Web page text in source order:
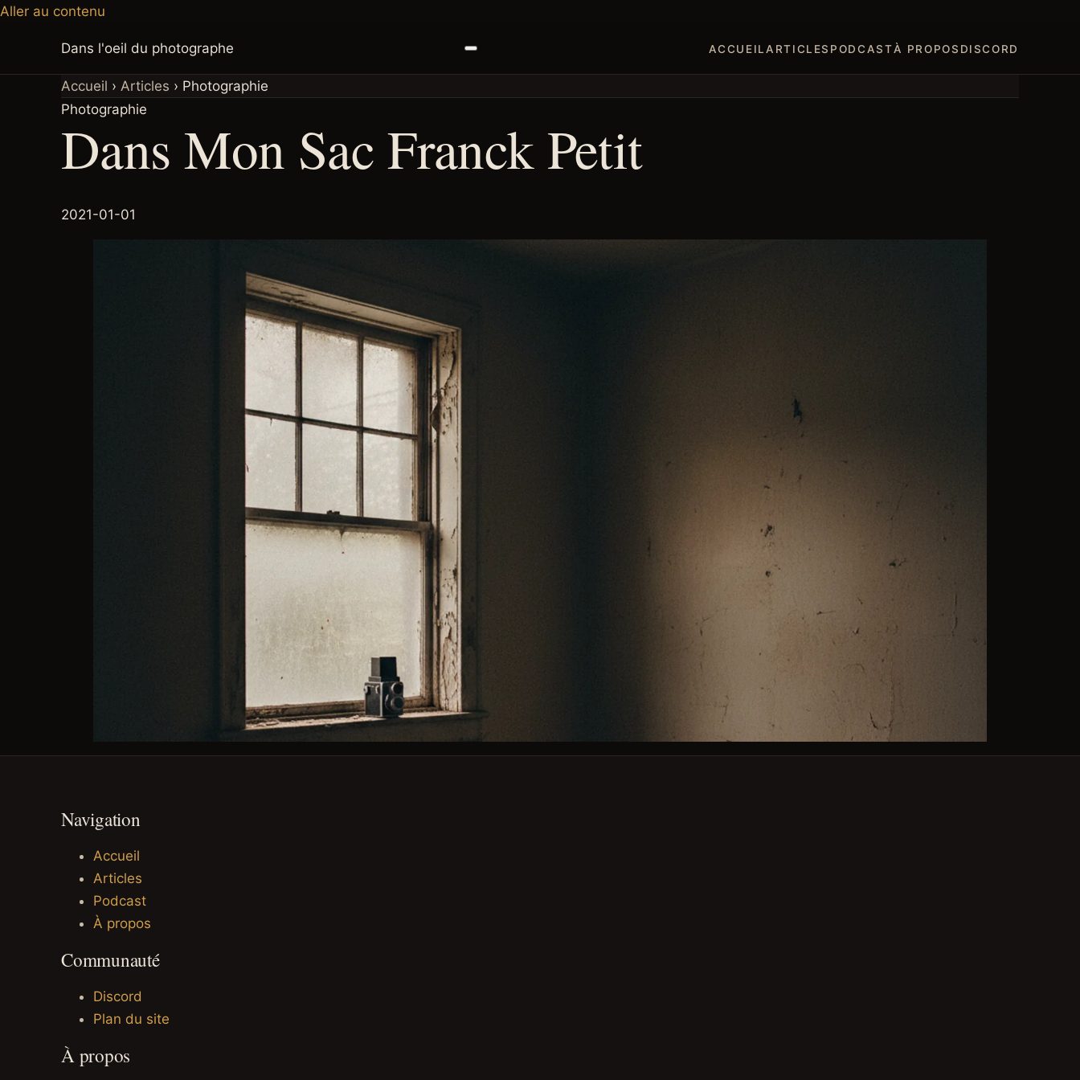
Aller au contenu
Dans l'oeil du photographe ACCUEILARTICLES PODCASTÀ PROPOS DISCORD
Accueil › Articles › Photographie
Photographie
Dans Mon Sac Franck Petit
2021-01-01
Navigation
Accueil
Articles
Podcast
À propos
Communauté
Discord
Plan du site
À propos